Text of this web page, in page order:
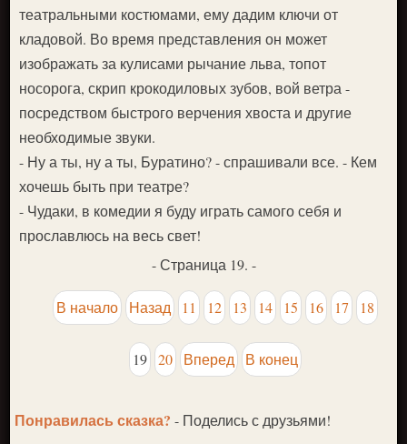
театральными костюмами, ему дадим ключи от
кладовой. Во время представления он может
изображать за кулисами рычание льва, топот
носорога, скрип крокодиловых зубов, вой ветра -
посредством быстрого верчения хвоста и другие
необходимые звуки.
- Ну а ты, ну а ты, Буратино? - спрашивали все. - Кем
хочешь быть при театре?
- Чудаки, в комедии я буду играть самого себя и
прославлюсь на весь свет!
- Страница 19. -
В начало Назад 11 12 13 14 15 16 17 18
19 20 Вперед В конец
Понравилась сказка?- Поделись с друзьями!